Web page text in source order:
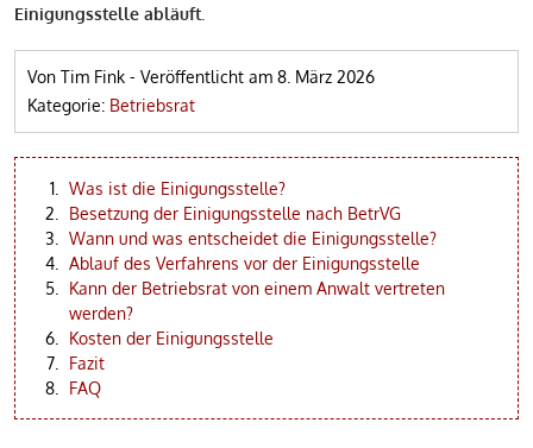
Einigungsstelle abläuft.
Von Tim Fink - Veröffentlicht am 8. März 2026
Kategorie: Betriebsrat
Was ist die Einigungsstelle?
Besetzung der Einigungsstelle nach BetrVG
Wann und was entscheidet die Einigungsstelle?
Ablauf des Verfahrens vor der Einigungsstelle
Kann der Betriebsrat von einem Anwalt vertreten
werden?
Kosten der Einigungsstelle
Fazit
FAQ